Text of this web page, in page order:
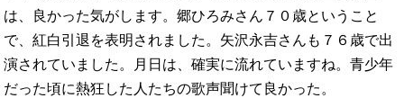
は、良かった気がします。郷ひろみさん７０歳ということ
で、紅白引退を表明されました。矢沢永吉さんも７６歳で出
演されていました。月日は、確実に流れていますね。青少年
だった頃に熱狂した人たちの歌声聞けて良かった。